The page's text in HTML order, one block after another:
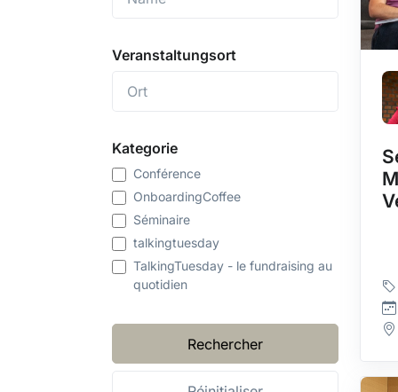
Veranstaltungsort
Kategorie
Conférence
OnboardingCoffee
Séminaire
talkingtuesday
TalkingTuesday - le fundraising au
quotidien
Rechercher